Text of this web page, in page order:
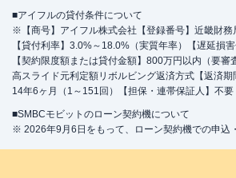
■アイフルの貸付条件について
※【商号】アイフル株式会社【登録番号】近畿財
【貸付利率】3.0%～18.0%（実質年率）【遅延損
【契約限度額または貸付金額】800万円以内（要
高スライド元利定額リボルビング返済方式【返済
14年6ヶ月（1～151回）【担保・連帯保証人】不要
■SMBCモビットのローン契約機について
※ 2026年9月6日をもって、ローン契約機での申込